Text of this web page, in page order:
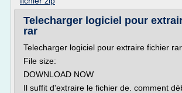
Telecharger logiciel pour
rar
Telecharger logiciel pour extraire fichier rar
File size:
DOWNLOAD NOW
Il suffit d'extraire le fichier de. comment